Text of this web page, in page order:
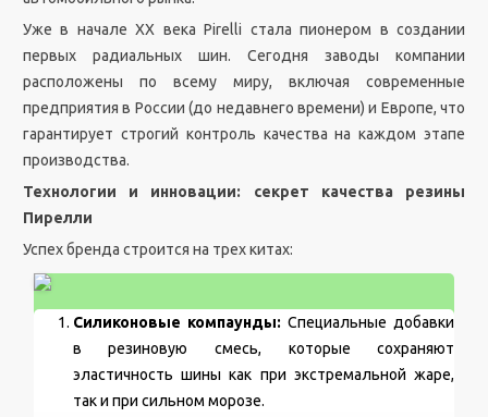
Уже в начале XX века Pirelli стала пионером в создании
первых радиальных шин. Сегодня заводы компании
расположены по всему миру, включая современные
предприятия в России (до недавнего времени) и Европе, что
гарантирует строгий контроль качества на каждом этапе
производства.
Технологии и инновации: секрет качества резины
Пирелли
Успех бренда строится на трех китах:
Силиконовые компаунды: Специальные добавки
в резиновую смесь, которые сохраняют
эластичность шины как при экстремальной жаре,
так и при сильном морозе.